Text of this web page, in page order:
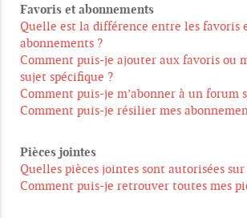
Favoris et abonnements
Quelle est la différence entre les favoris
abonnements ?
Comment puis-je ajouter aux favoris ou
sujet spécifique ?
Comment puis-je m’abonner à un forum
Comment puis-je résilier mes
Pièces jointes
Quelles pièces jointes sont autorisées
Comment puis-je retrouver toutes mes